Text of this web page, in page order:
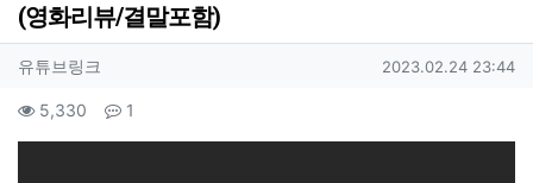
(영화리뷰/결말포함)
작성자 정보
유튜브링크 작성일
2023.02.24 23:44
컨텐츠 정보
5,330 조회 1